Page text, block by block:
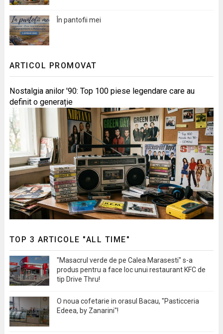
În pantofii mei
ARTICOL PROMOVAT
Nostalgia anilor '90: Top 100 piese legendare care au
definit o generație
TOP 3 ARTICOLE "ALL TIME"
"Masacrul verde de pe Calea Marasesti" s-a
produs pentru a face loc unui restaurant KFC de
tip Drive Thru!
O noua cofetarie in orasul Bacau, "Pasticceria
Edeea, by Zanarini"!